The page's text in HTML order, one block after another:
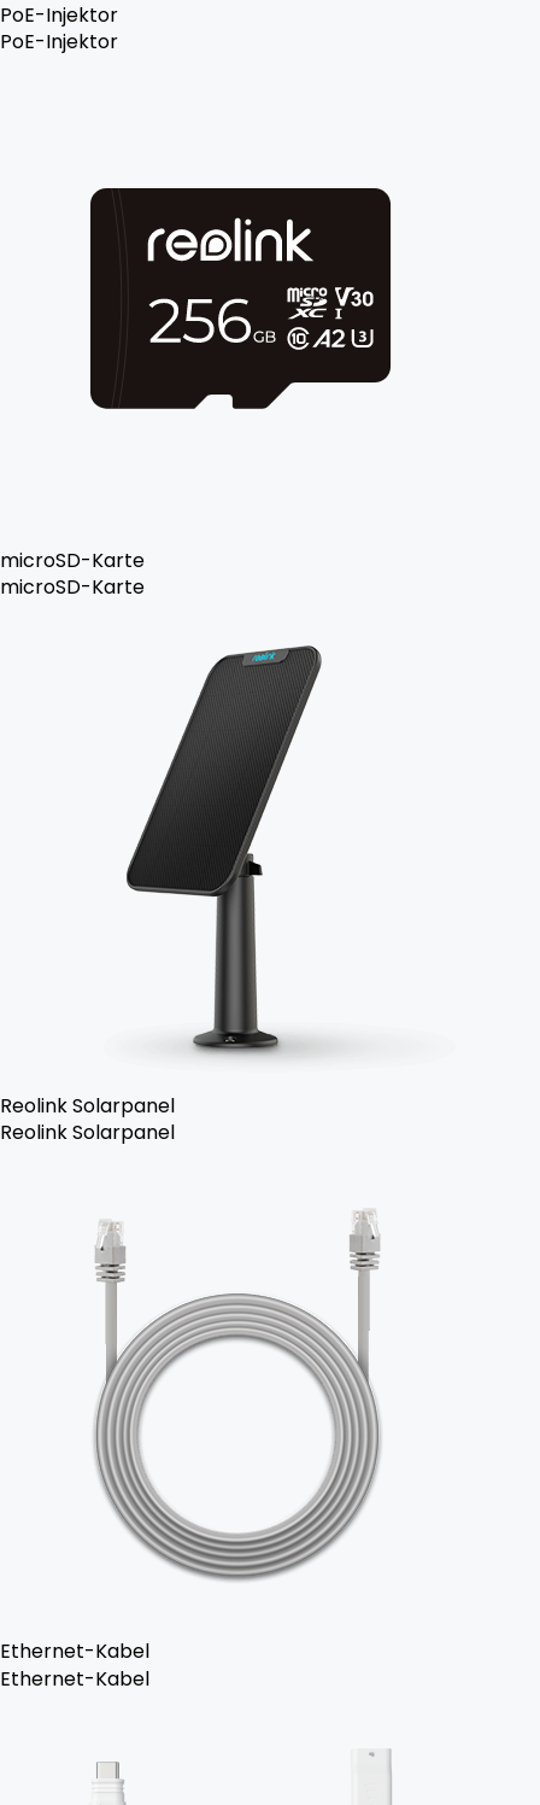
PoE-Injektor
PoE-Injektor
microSD-Karte
microSD-Karte
Reolink Solarpanel
Reolink Solarpanel
Ethernet-Kabel
Ethernet-Kabel